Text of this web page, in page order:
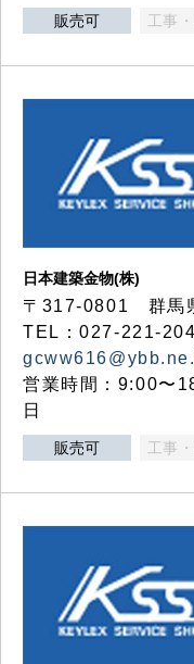
販売可 工事
日本建築金物(株)
〒317‐0801 群馬
TEL：027-221-
営業時間：9:00〜
日
販売可 工事